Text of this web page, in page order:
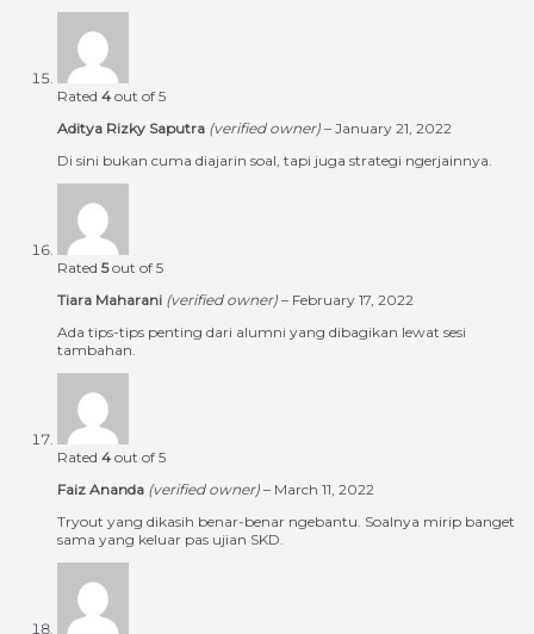
Rated 4 out of 5
Aditya Rizky Saputra (verified owner) – January 21, 2022
Di sini bukan cuma diajarin soal, tapi juga strategi ngerjainnya.
Rated 5out of 5
Tiara Maharani (verified owner) – February 17, 2022
Ada tips-tips penting dari alumni yang dibagikan lewat sesi
tambahan.
Rated 4 out of 5
Faiz Ananda (verified owner) – March 11, 2022
Tryout yang dikasih benar-benar ngebantu. Soalnya mirip banget
sama yang keluar pas ujian SKD.